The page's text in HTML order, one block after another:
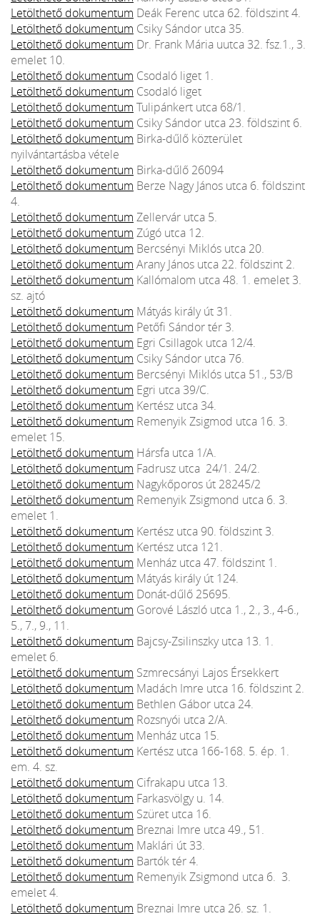
Letölthető dokumentum Deák Ferenc utca 62. földszint 4.
Letölthető dokumentum Csiky Sándor utca 35.
Letölthető dokumentum Dr. Frank Mária uutca 32. fsz.1., 3.
emelet 10.
Letölthető dokumentum Csodaló liget 1.
Letölthető dokumentum Csodaló liget
Letölthető dokumentum Tulipánkert utca 68/1.
Letölthető dokumentum Csiky Sándor utca 23. földszint 6.
Letölthető dokumentum Birka-dűlő közterület
nyilvántartásba vétele
Letölthető dokumentum Birka-dűlő 26094
Letölthető dokumentum Berze Nagy János utca 6. földszint
4.
Letölthető dokumentum Zellervár utca 5.
Letölthető dokumentum Zúgó utca 12.
Letölthető dokumentum Bercsényi Miklós utca 20.
Letölthető dokumentum Arany János utca 22. földszint 2.
Letölthető dokumentum Kallómalom utca 48. 1. emelet 3.
sz. ajtó
Letölthető dokumentum Mátyás király út 31.
Letölthető dokumentum Petőfi Sándor tér 3.
Letölthető dokumentum Egri Csillagok utca 12/4.
Letölthető dokumentum Csiky Sándor utca 76.
Letölthető dokumentum Bercsényi Miklós utca 51., 53/B
Letölthető dokumentum Egri utca 39/C.
Letölthető dokumentum Kertész utca 34.
Letölthető dokumentum Remenyik Zsigmod utca 16. 3.
emelet 15.
Letölthető dokumentum Hársfa utca 1/A.
Letölthető dokumentum Fadrusz utca 24/1. 24/2.
Letölthető dokumentum Nagykőporos út 28245/2
Letölthető dokumentum Remenyik Zsigmond utca 6. 3.
emelet 1.
Letölthető dokumentum Kertész utca 90. földszint 3.
Letölthető dokumentum Kertész utca 121.
Letölthető dokumentum Menház utca 47. földszint 1.
Letölthető dokumentum Mátyás király út 124.
Letölthető dokumentum Donát-dűlő 25695.
Letölthető dokumentum Gorové László utca 1., 2., 3., 4-6.,
5., 7., 9., 11.
Letölthető dokumentum Bajcsy-Zsilinszky utca 13. 1.
emelet 6.
Letölthető dokumentum Szmrecsányi Lajos Érsekkert
Letölthető dokumentum Madách Imre utca 16. földszint 2.
Letölthető dokumentum Bethlen Gábor utca 24.
Letölthető dokumentum Rozsnyói utca 2/A.
Letölthető dokumentum Menház utca 15.
Letölthető dokumentum Kertész utca 166-168. 5. ép. 1.
em. 4. sz.
Letölthető dokumentum Cifrakapu utca 13.
Letölthető dokumentum Farkasvölgy u. 14.
Letölthető dokumentum Szüret utca 16.
Letölthető dokumentum Breznai Imre utca 49., 51.
Letölthető dokumentum Maklári út 33.
Letölthető dokumentum Bartók tér 4.
Letölthető dokumentum Remenyik Zsigmond utca 6. 3.
emelet 4.
Letölthető dokumentum Breznai Imre utca 26. sz. 1.